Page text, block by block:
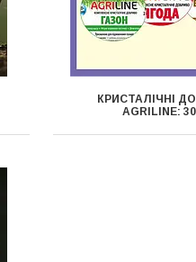
КРИСТАЛІЧНІ
AGRILINE: